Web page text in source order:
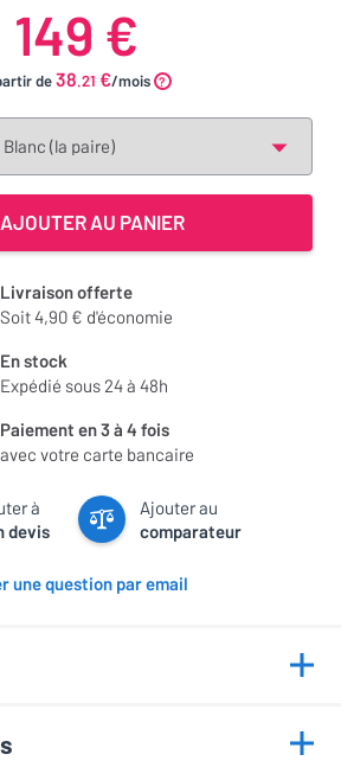
149 €
de38.21 €/mois
AJOUTER AU PANIER
Livraison offerte
Soit 4,90 € d'économie
En stock
Expédié sous 24 à 48h
Paiement en 3 à 4 fois
avec votre carte bancaire
à
devis
Ajouter au
comparateur
une question par email